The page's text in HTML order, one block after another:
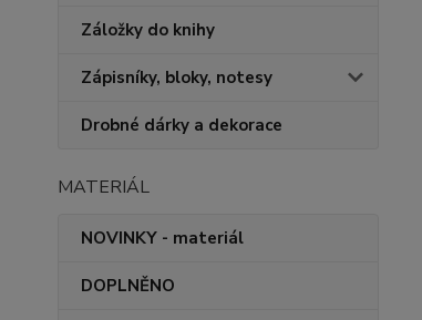
Záložky do knihy
Zápisníky, bloky, notesy
Drobné dárky a dekorace
MATERIÁL
NOVINKY - materiál
DOPLNĚNO